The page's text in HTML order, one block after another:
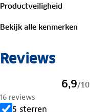
Jouw voordelen
✓ 40L opbergruimte
✓ Geschikt voor fiets & e-
✓ Inklapbare bodem
Snel en stevig
Productveiligheid
Bekijk alle kenmerken
Reviews
6,9/10
16 reviews
5 sterren